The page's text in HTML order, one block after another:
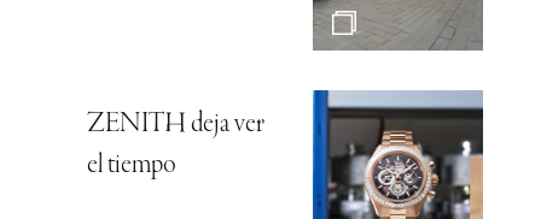
ZENITH deja ver
el tiempo